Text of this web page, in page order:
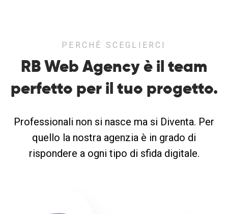
PERCHÉ SCEGLIERCI
RB Web Agency è il team
perfetto per il tuo progetto.
Professionali non si nasce ma si Diventa. Per
quello la nostra agenzia è in grado di
rispondere a ogni tipo di sfida digitale.